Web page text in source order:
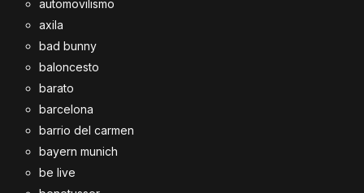
automovilismo
axila
bad bunny
baloncesto
barato
barcelona
barrio del carmen
bayern munich
be live